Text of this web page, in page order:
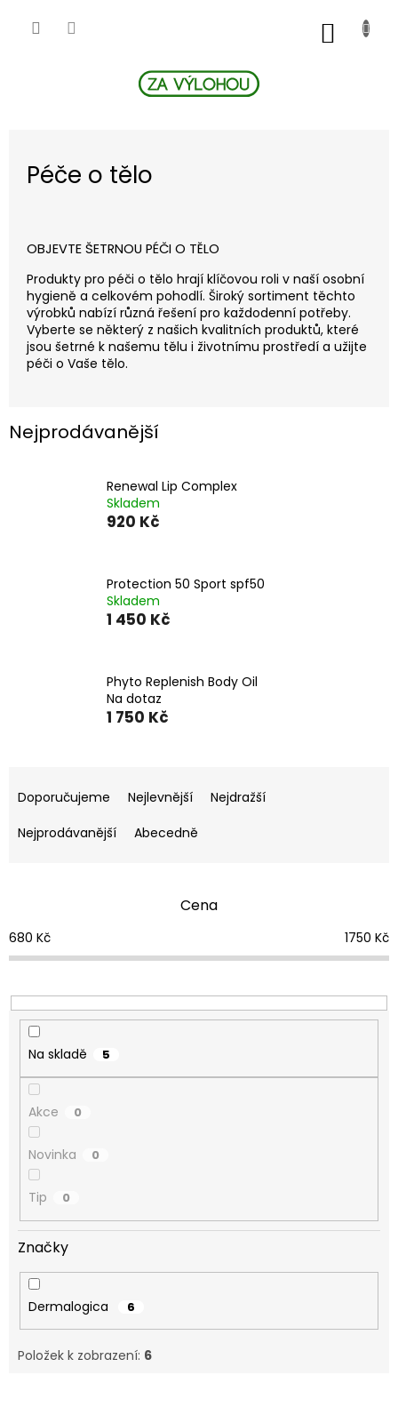
Péče o tělo
OBJEVTE ŠETRNOU PÉČI O TĚLO
Produkty pro péči o tělo hrají klíčovou roli v naší osobní
hygieně a celkovém pohodlí. Široký sortiment těchto
výrobků nabízí různá řešení pro každodenní potřeby.
Vyberte se některý z našich kvalitních produktů, které
jsou šetrné k našemu tělu i životnímu prostředí a užijte
péči o Vaše tělo.
Nejprodávanější
Renewal Lip Complex
Skladem
920 Kč
Protection 50 Sport spf50
Skladem
1 450 Kč
Phyto Replenish Body Oil
Na dotaz
1 750 Kč
a
e
o
d
k
t
Doporučujeme Nejlevnější
Nejdražší
Nejprodávanější
Abecedně
Cena
680 Kč 1750 Kč
Na skladě 5
Akce 0
Novinka 0
Tip 0
Značky
Dermalogica 6
Položek k zobrazení: 6